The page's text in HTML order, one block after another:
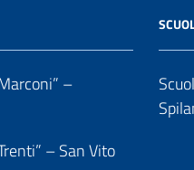
–
– San Vito